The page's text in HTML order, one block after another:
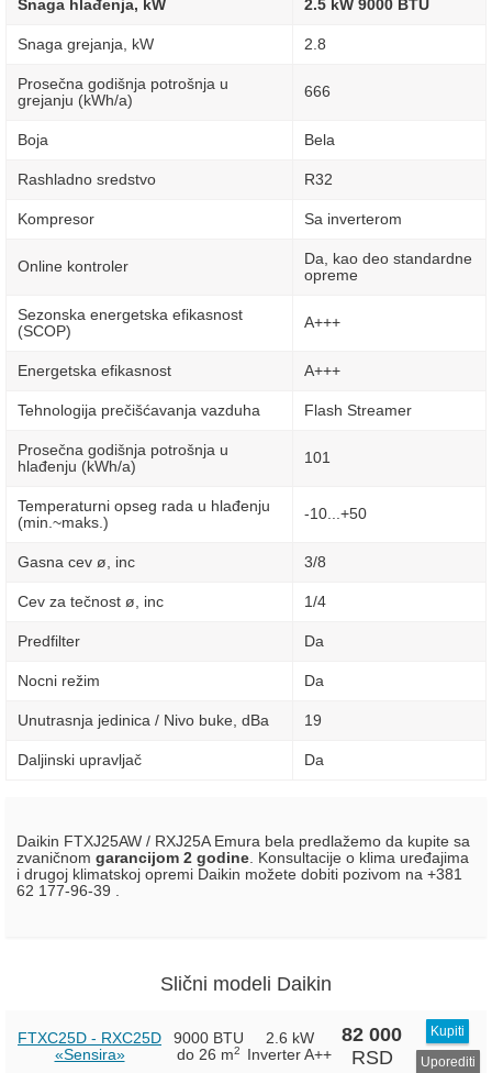
Snaga hlađenja, kW 2.5 kW 9000 BTU
Snaga grejanja, kW 2.8
Prosečna godišnja potrošnja u
grejanju (kWh/a)
666
Boja Bela
Rashladno sredstvo R32
Kompresor Sa inverterom
Online kontroler
Da, kao deo standardne
opreme
Sezonska energetska efikasnost
(SCOP)
A+++
Energetska efikasnost A+++
Tehnologija prečišćavanja vazduha Flash Streamer
Prosečna godišnja potrošnja u
hlađenju (kWh/a)
101
Temperaturni opseg rada u hlađenju
(min.~maks.)
-10...+50
Gasna cev ø, inc 3/8
Cev za tečnost ø, inc 1/4
Predfilter Da
Nocni režim Da
Unutrasnja jedinica / Nivo buke, dBa 19
Daljinski upravljač Da
Daikin FTXJ25AW / RXJ25A Emura bela predlažemo da kupite sa
zvaničnom garancijom 2 godine. Konsultacije o klima uređajima
i drugoj klimatskoj opremi Daikin možete dobiti pozivom na +381
62 177-96-39 .
Slični modeli Daikin
FTXC25D - RXC25D
«Sensira»
9000 BTU
do 26 m2
2.6 kW
Inverter A++
82 000
RSD
Kupiti
Uporediti